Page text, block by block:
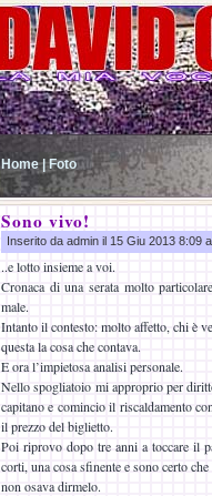
Home | Foto
Sono vivo!
Inserito da admin il 15 Giu 2013 8:09
..e lotto insieme a voi.
Cronaca di una serata molto
male.
Intanto il contesto: molto affetto, chi è
questa la cosa che contava.
E ora l’impietosa analisi personale.
Nello spogliatoio mi approprio per
capitano e comincio il riscaldamento
il prezzo del biglietto.
Poi riprovo dopo tre anni a toccare il
corti, una cosa sfinente e sono certo
non osava dirmelo.